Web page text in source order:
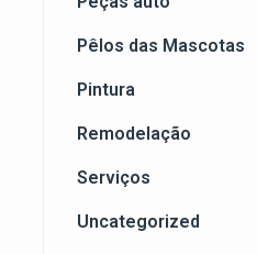
Pêlos das Mascotas
Pintura
Remodelação
Serviços
Uncategorized